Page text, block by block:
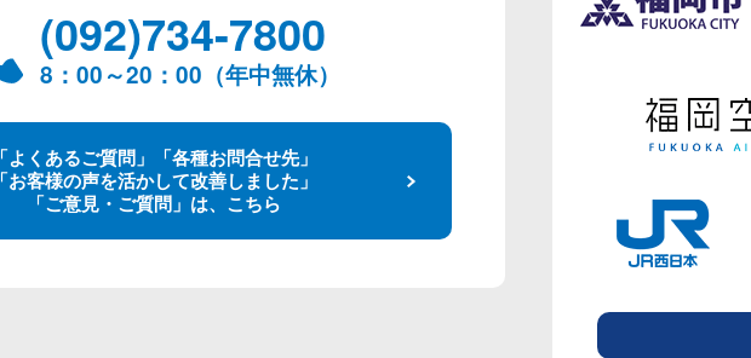
(092)734-7800
8：00～20：00（年中無休）
「よくあるご質問」「各種お問合せ先」
「お客様の声を活かして改善しました」
「ご意見・ご質問」は、こちら